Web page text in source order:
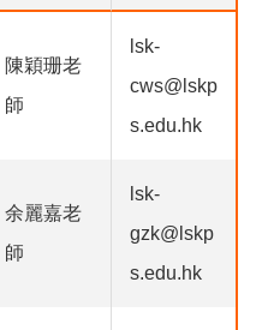
陳穎珊老
師
lsk-
cws@lskp
s.edu.hk
余麗嘉老
師
lsk-
gzk@lskp
s.edu.hk